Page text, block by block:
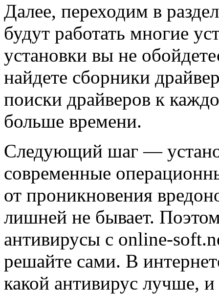
Далее, переходим в
будут работать многие
установки вы не
найдете сборники
поиски драйверов к
больше времени.
Следующий шаг —
современные
от проникновения
лишней не бывает.
антивирусы с online-
решайте сами. В
какой антивирус лучше,